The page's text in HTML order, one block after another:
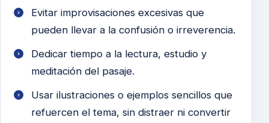
Evitar improvisaciones excesivas que
pueden llevar a la confusión o irreverencia.
Dedicar tiempo a la lectura, estudio y
meditación del pasaje.
Usar ilustraciones o ejemplos sencillos que
refuercen el tema, sin distraer ni convertir